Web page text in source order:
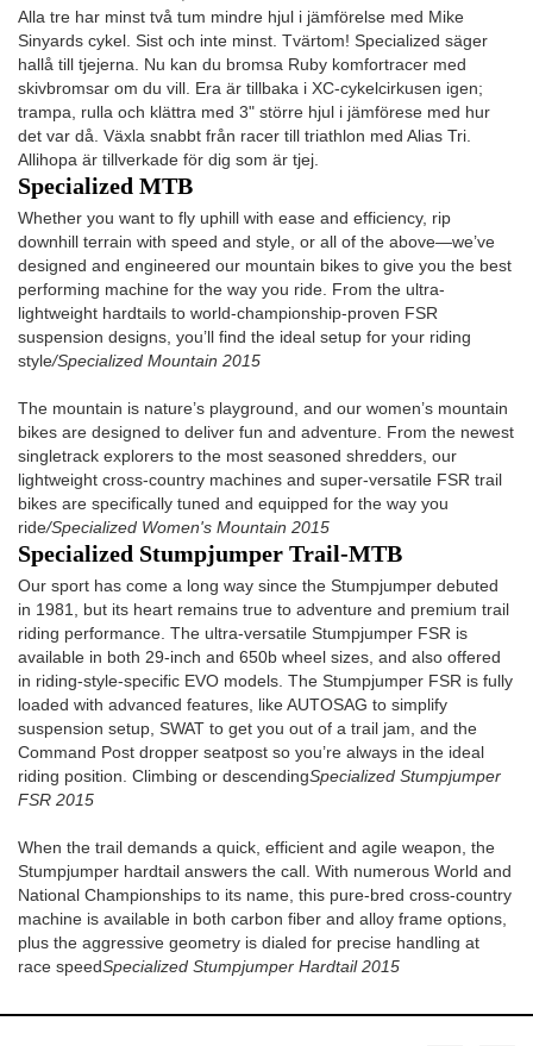
Alla tre har minst två tum mindre hjul i jämförelse med Mike
Sinyards cykel. Sist och inte minst. Tvärtom! Specialized säger
hallå till tjejerna. Nu kan du bromsa Ruby komfortracer med
skivbromsar om du vill. Era är tillbaka i XC-cykelcirkusen igen;
trampa, rulla och klättra med 3" större hjul i jämförese med hur
det var då. Växla snabbt från racer till triathlon med Alias Tri.
Allihopa är tillverkade för dig som är tjej.
Specialized MTB
Whether you want to fly uphill with ease and efficiency, rip
downhill terrain with speed and style, or all of the above—we’ve
designed and engineered our mountain bikes to give you the best
performing machine for the way you ride. From the ultra-
lightweight hardtails to world-championship-proven FSR
suspension designs, you’ll find the ideal setup for your riding
style/Specialized Mountain 2015
The mountain is nature’s playground, and our women’s mountain
bikes are designed to deliver fun and adventure. From the newest
singletrack explorers to the most seasoned shredders, our
lightweight cross-country machines and super-versatile FSR trail
bikes are specifically tuned and equipped for the way you
ride/Specialized Women's Mountain 2015
Specialized Stumpjumper Trail-MTB
Our sport has come a long way since the Stumpjumper debuted
in 1981, but its heart remains true to adventure and premium trail
riding performance. The ultra-versatile Stumpjumper FSR is
available in both 29-inch and 650b wheel sizes, and also offered
in riding-style-specific EVO models. The Stumpjumper FSR is fully
loaded with advanced features, like AUTOSAG to simplify
suspension setup, SWAT to get you out of a trail jam, and the
Command Post dropper seatpost so you’re always in the ideal
riding position. Climbing or descendingSpecialized Stumpjumper
FSR 2015
When the trail demands a quick, efficient and agile weapon, the
Stumpjumper hardtail answers the call. With numerous World and
National Championships to its name, this pure-bred cross-country
machine is available in both carbon fiber and alloy frame options,
plus the aggressive geometry is dialed for precise handling at
race speedSpecialized Stumpjumper Hardtail 2015